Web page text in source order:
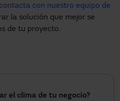
contacta con nuestro equipo de
la solución que mejor se
de tu proyecto.
el clima de tu negocio?